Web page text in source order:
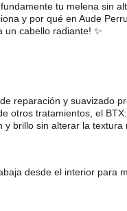
tu melena sin
y por qué en Aude
un cabello radiante! ✨
reparación y suavizado
otros tratamientos, el
y brillo sin alterar la textura
desde el interior para